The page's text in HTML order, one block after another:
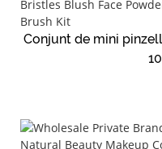
Conjunt de mini